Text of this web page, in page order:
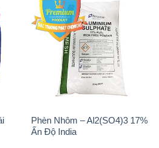
Phèn Nhôm – Al2(SO4)3 17%
Ấn Độ India